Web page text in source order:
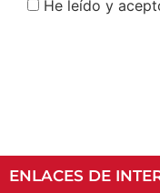
He leído y
ENLACES DE